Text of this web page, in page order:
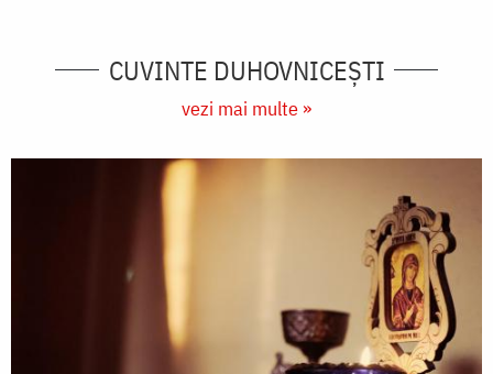
CUVINTE DUHOVNICEȘTI
vezi mai multe »